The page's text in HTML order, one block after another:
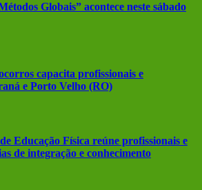
Globais” acontece neste sábado
capacita profissionais e
e Porto Velho (RO)
Educação Física reúne profissionais e
de integração e conhecimento